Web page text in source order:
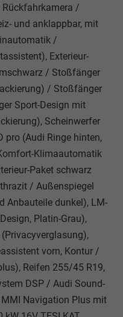
/
und anklappbar, mit
/
Exterieur-
/ Stoßfänger
/ Stoßfänger
Sport-Design mit
Scheinwerfer
pro (Audi Ringe hinten,
Klimaautomatik
Paket schwarz
/ Außenspiegel
Anbauteile dunkel), LM-
Platin-Grau),
vorn, Kontur /
Reifen 255/45 R19,
DSP / Audi Sound-
Navigation Plus mit